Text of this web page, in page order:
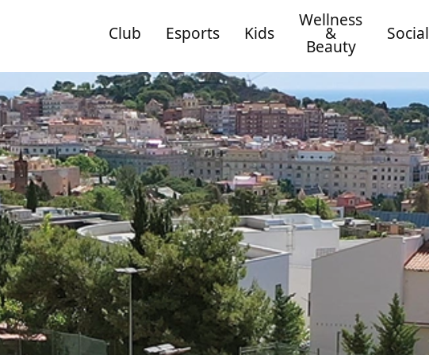
Club Esports Kids
Wellness
&
Beauty
Social